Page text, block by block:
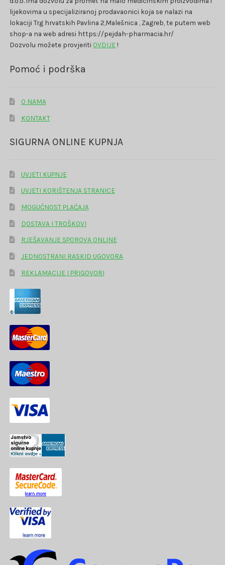
lijekovima u specijaliziranoj prodavaonici koja se nalazi na
lokaciji Trg hrvatskih Pavlina 2,Malešnica , Zagreb, te putem web
shop-a na web adresi https://pejdah-pharmacia.hr/
Dozvolu možete provjeriti OVDIJE !
Pomoć i podrška
O NAMA
KONTAKT
SIGURNA ONLINE KUPNJA
UVJETI KUPNJE
UVJETI KORIŠTENJA STRANICE
MOGUĆNOST PLAĆAJA
DOSTAVA I TROŠKOVI
RJEŠAVANJE SPOROVA ONLINE
JEDNOSTRANI RASKID UGOVORA
REKLAMACIJE I PRIGOVORI